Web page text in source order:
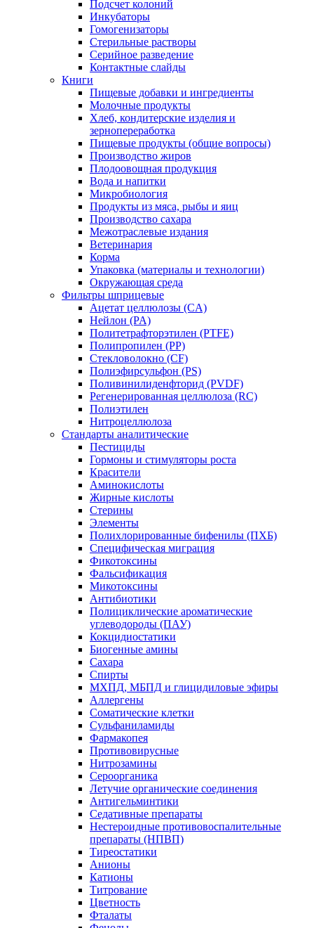
Подсчет колоний
Инкубаторы
Гомогенизаторы
Стерильные растворы
Серийное разведение
Контактные слайды
Книги
Пищевые добавки и ингредиенты
Молочные продукты
Хлеб, кондитерские изделия и
зернопереработка
Пищевые продукты (общие вопросы)
Производство жиров
Плодоовощная продукция
Вода и напитки
Микробиология
Продукты из мяса, рыбы и яиц
Производство сахара
Межотраслевые издания
Ветеринария
Корма
Упаковка (материалы и технологии)
Окружающая среда
Фильтры шприцевые
Ацетат целлюлозы (CA)
Нейлон (PA)
Политетрафторэтилен (PTFE)
Полипропилен (PP)
Стекловолокно (CF)
Полиэфирсульфон (PS)
Поливинилиденфторид (PVDF)
Регенерированная целлюлоза (RC)
Полиэтилен
Нитроцеллюлоза
Стандарты аналитические
Пестициды
Гормоны и стимуляторы роста
Красители
Аминокислоты
Жирные кислоты
Стерины
Элементы
Полихлорированные бифенилы (ПХБ)
Специфическая миграция
Фикотоксины
Фальсификация
Микотоксины
Антибиотики
Полициклические ароматические
углеводороды (ПАУ)
Кокцидиостатики
Биогенные амины
Сахара
Спирты
МХПД, МБПД и глицидиловые эфиры
Аллергены
Соматические клетки
Сульфаниламиды
Фармакопея
Противовирусные
Нитрозамины
Сероорганика
Летучие органические соединения
Антигельминтики
Седативные препараты
Нестероидные противовоспалительные
препараты (НПВП)
Тиреостатики
Анионы
Катионы
Титрование
Цветность
Фталаты